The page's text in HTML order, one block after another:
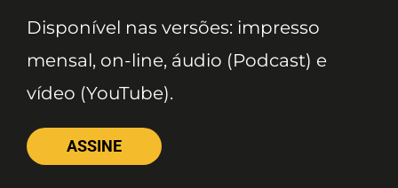
Disponível nas versões: impresso
mensal, on-line, áudio (Podcast) e
vídeo (YouTube).
ASSINE